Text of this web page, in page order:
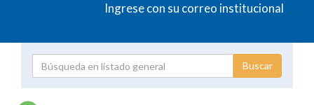
Ingrese con su correo institucional